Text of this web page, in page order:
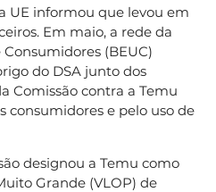
UE informou que levou em
Em maio, a rede da
(BEUC)
do DSA junto dos
Comissão contra a Temu
consumidores e pelo uso de
designou a Temu como
Grande (VLOP) de